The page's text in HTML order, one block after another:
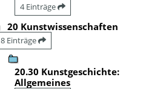
4 Einträge
20 Kunstwissenschaften
8 Einträge
20.30 Kunstgeschichte:
Allgemeines